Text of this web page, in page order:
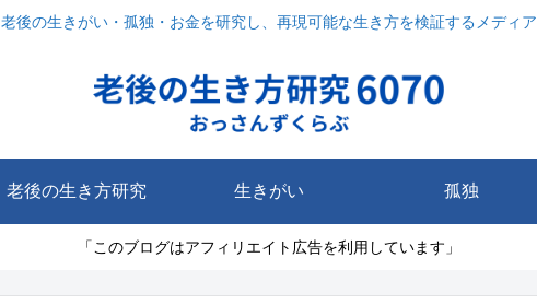
老後の生きがい・孤独・お金を研究し、再現可能な生き方を検証するメディア
老後の生き方研究 生きがい 孤独
「このブログはアフィリエイト広告を利用しています」